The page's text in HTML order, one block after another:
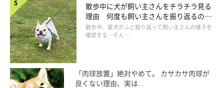
散歩中に犬が飼い主さんをチラチラ見る
理由 何度も飼い主さんを振り返るのは
なぜ？
散歩中、愛犬がふと振り返って飼い主さんの様子を
確認する…そん …
「肉球放置」絶対やめて。 カサカサ肉球が
良くない理由、実は...